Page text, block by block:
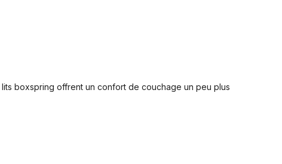
boxspring offrent un confort de couchage un peu plus